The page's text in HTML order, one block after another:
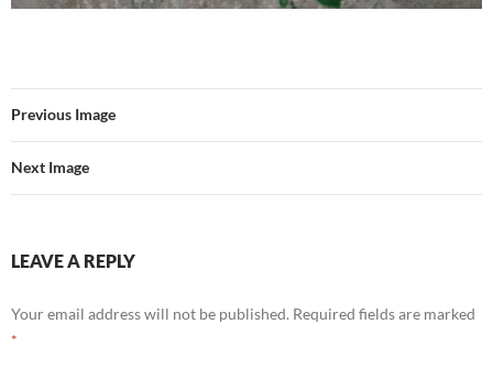
Previous Image
Next Image
LEAVE A REPLY
Your email address will not be published. Required fields are marked
*